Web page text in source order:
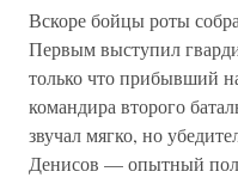
Вскоре бойцы роты
Первым выступил
только что прибывший
командира второго
звучал мягко, но
Денисов — опытный